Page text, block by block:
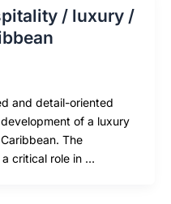
/ luxury /
and detail-oriented
of a luxury
The
critical role in …